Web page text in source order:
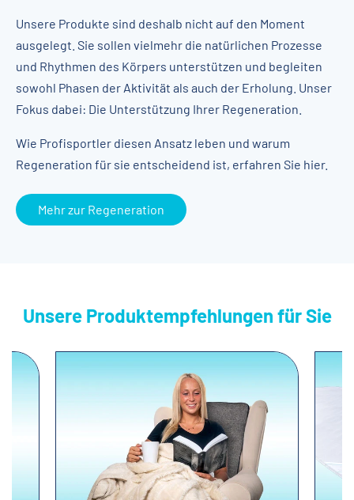
Unsere Produkte sind deshalb nicht auf den Moment
ausgelegt. Sie sollen vielmehr die natürlichen Prozesse
und Rhythmen des Körpers unterstützen und begleiten
sowohl Phasen der Aktivität als auch der Erholung. Unser
Fokus dabei: Die Unterstützung Ihrer Regeneration.
Wie Profisportler diesen Ansatz leben und warum
Regeneration für sie entscheidend ist, erfahren Sie hier.
Mehr zur Regeneration
Unsere Produktempfehlungen für Sie
Produktgalerie überspringen